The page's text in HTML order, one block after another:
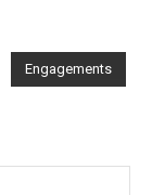
Engagements